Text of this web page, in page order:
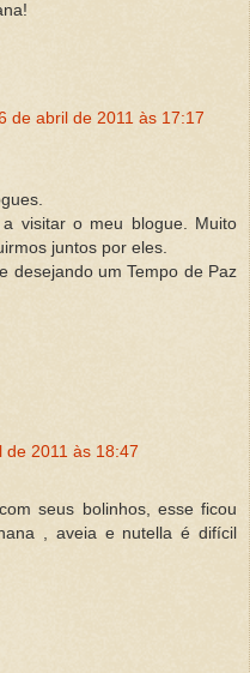
de abril de 2011 às 17:17
visitar o meu blogue. Muito
juntos por eles.
desejando um Tempo de Paz
de 2011 às 18:47
seus bolinhos, esse ficou
, aveia e nutella é difícil